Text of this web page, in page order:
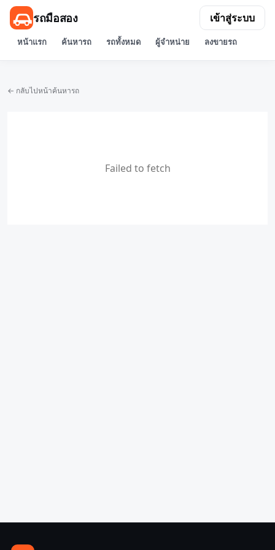
รถมือสอง
หน้าแรก ค้นหารถ รถทั้งหมด ผู้จำหน่าย ลงขายรถ
เข้าสู่ระบบ
← กลับไปหน้าค้นหารถ
Failed to fetch